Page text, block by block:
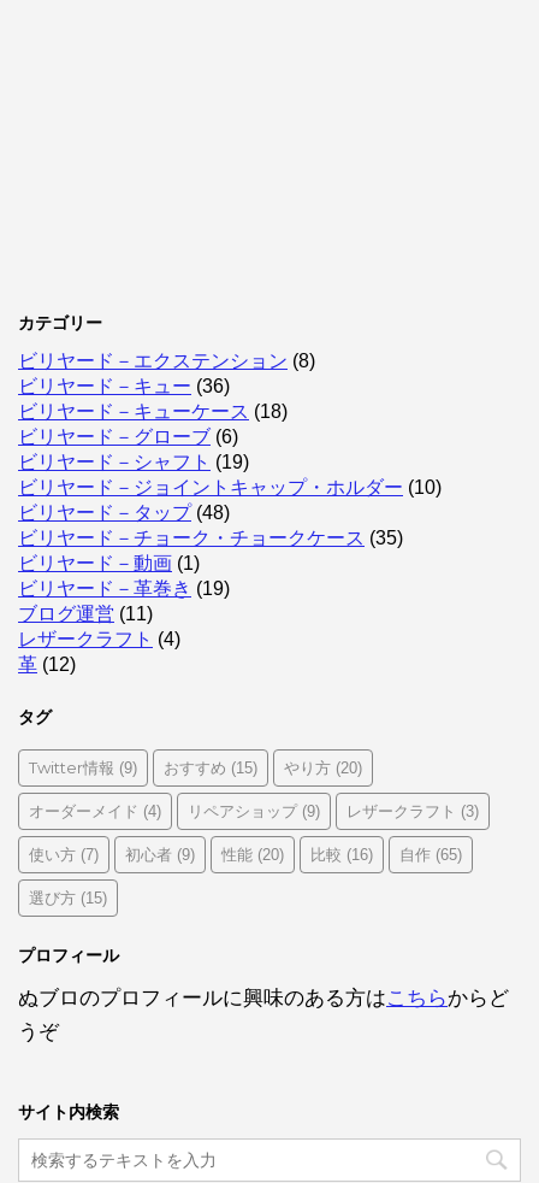
カテゴリー
ビリヤード－エクステンション (8)
ビリヤード－キュー (36)
ビリヤード－キューケース (18)
ビリヤード－グローブ (6)
ビリヤード－シャフト (19)
ビリヤード－ジョイントキャップ・ホルダー (10)
ビリヤード－タップ(48)
ビリヤード－チョーク・チョークケース (35)
ビリヤード－動画 (1)
ビリヤード－革巻き (19)
ブログ運営 (11)
レザークラフト (4)
革 (12)
タグ
Twitter情報 (9) おすすめ (15) やり方 (20)
オーダーメイド (4) リペアショップ(9) レザークラフト (3)
使い方 (7) 初心者 (9) 性能 (20) 比較 (16) 自作 (65)
選び方 (15)
プロフィール
ぬブロのプロフィールに興味のある方はこちらからど
うぞ
サイト内検索